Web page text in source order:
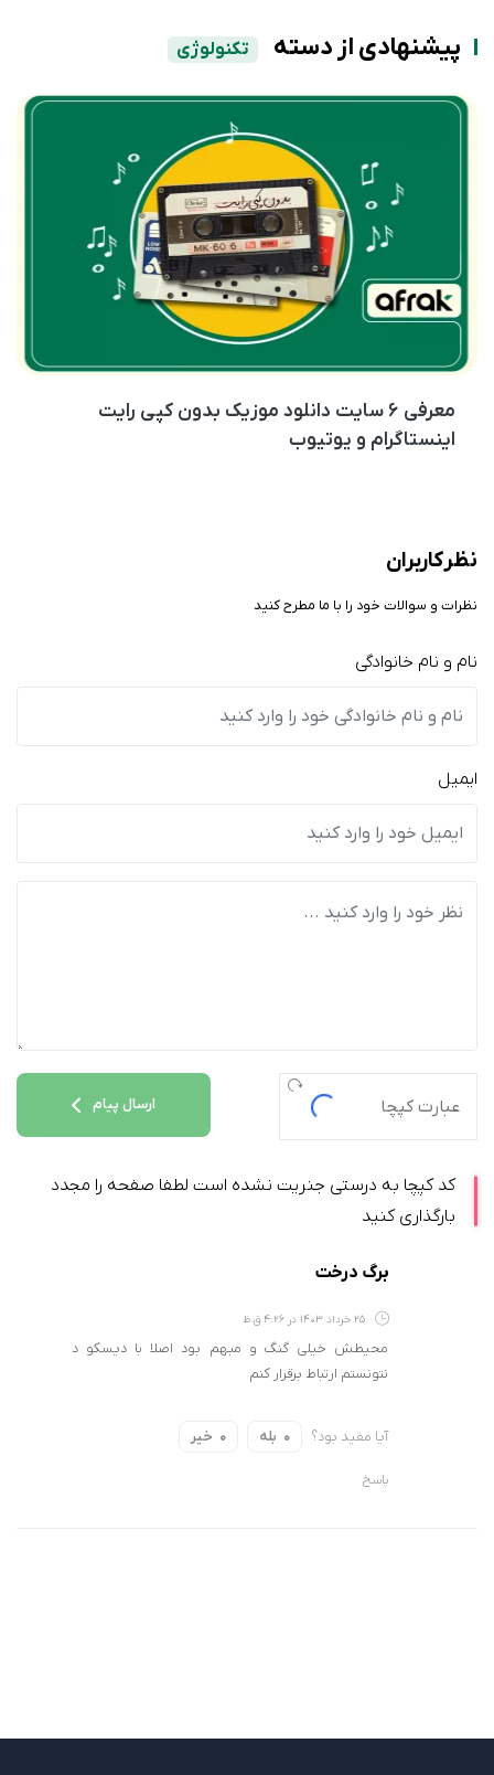
پیشنهادی از دسته تکنولوژی
معرفی ۶ سایت دانلود موزیک بدون کپی رایت
اینستاگرام و یوتیوب
نظر کاربران
نظرات و سوالات خود را با ما مطرح کنید
نام و نام خانوادگی
ایمیل
ارسال پیام
کد کپچا به درستی جنریت نشده است لطفا صفحه را مجدد
بارگذاری کنید
برگ درخت
25 خرداد 1403 در 4:26 ق.ظ
محیطش خیلی گنگ و مبهم بود اصلا با دیسکو د
نتونستم ارتباط برقرار کنم
آیا مفید بود؟ 0 بله 0 خیر
پاسخ